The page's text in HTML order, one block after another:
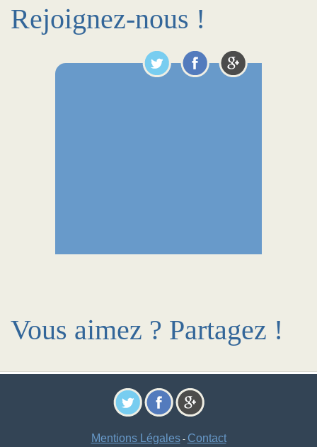
Rejoignez-nous !
Vous aimez ? Partagez !
Mentions Légales- Contact